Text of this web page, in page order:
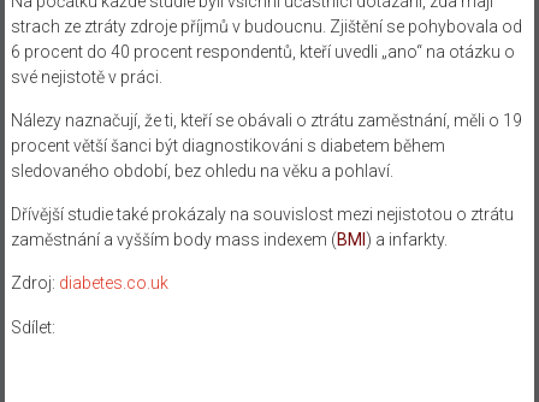
strach ze ztráty zdroje příjmů v budoucnu. Zjištění se pohybovala od
6 procent do 40 procent respondentů, kteří uvedli „ano“ na otázku o
své nejistotě v práci.
Nálezy naznačují, že ti, kteří se obávali o ztrátu zaměstnání, měli o 19
procent větší šanci být diagnostikováni s diabetem během
sledovaného období, bez ohledu na věku a pohlaví.
Dřívější studie také prokázaly na souvislost mezi nejistotou o ztrátu
zaměstnání a vyšším body mass indexem (BMI ) a infarkty.
Zdroj: diabetes.co.uk
Sdílet: